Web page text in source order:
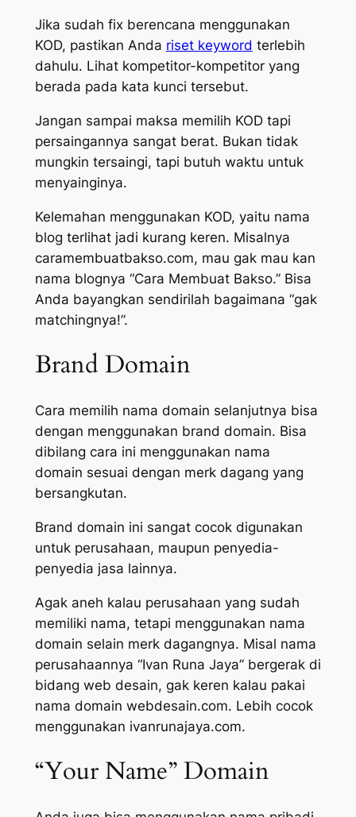
Jika sudah fix berencana menggunakan
KOD, pastikan Anda riset keyword terlebih
dahulu. Lihat kompetitor-kompetitor yang
berada pada kata kunci tersebut.
Jangan sampai maksa memilih KOD tapi
persaingannya sangat berat. Bukan tidak
mungkin tersaingi, tapi butuh waktu untuk
menyainginya.
Kelemahan menggunakan KOD, yaitu nama
blog terlihat jadi kurang keren. Misalnya
caramembuatbakso.com, mau gak mau kan
nama blognya “Cara Membuat Bakso.” Bisa
Anda bayangkan sendirilah bagaimana “gak
matchingnya!”.
Brand Domain
Cara memilih nama domain selanjutnya bisa
dengan menggunakan brand domain. Bisa
dibilang cara ini menggunakan nama
domain sesuai dengan merk dagang yang
bersangkutan.
Brand domain ini sangat cocok digunakan
untuk perusahaan, maupun penyedia-
penyedia jasa lainnya.
Agak aneh kalau perusahaan yang sudah
memiliki nama, tetapi menggunakan nama
domain selain merk dagangnya. Misal nama
perusahaannya “Ivan Runa Jaya” bergerak di
bidang web desain, gak keren kalau pakai
nama domain webdesain.com. Lebih cocok
menggunakan ivanrunajaya.com.
“Your Name” Domain